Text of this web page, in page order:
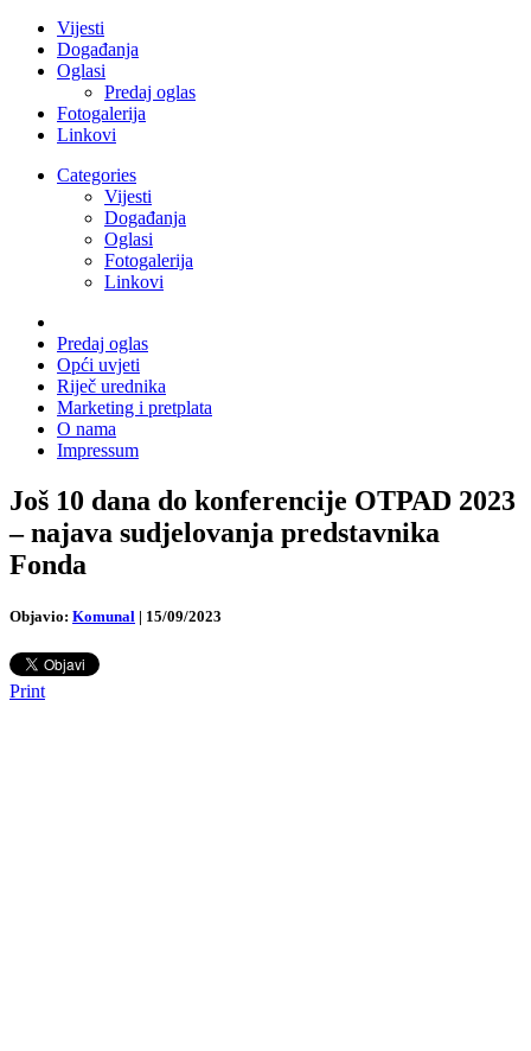
Vijesti
Događanja
Oglasi
Predaj oglas
Fotogalerija
Linkovi
Categories
Vijesti
Događanja
Oglasi
Fotogalerija
Linkovi
Predaj oglas
Opći uvjeti
Riječ urednika
Marketing i pretplata
O nama
Impressum
Još 10 dana do konferencije OTPAD 2023
– najava sudjelovanja predstavnika
Fonda
Objavio: Komunal | 15/09/2023
Print